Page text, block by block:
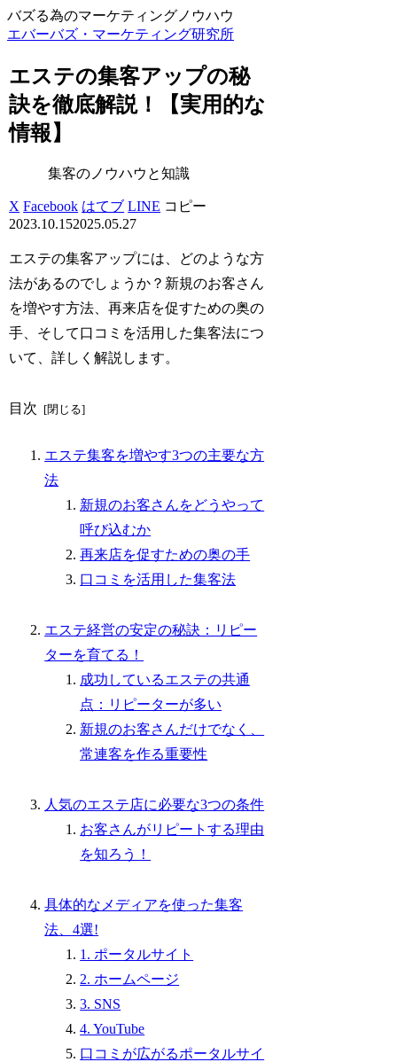
バズる為のマーケティングノウハウ
エバーバズ・マーケティング研究所
エステの集客アップの秘
訣を徹底解説！【実用的な
情報】
集客のノウハウと知識
X Facebook はてブ LINE コピー
2023.10.152025.05.27
エステの集客アップには、どのような方
法があるのでしょうか？新規のお客さん
を増やす方法、再来店を促すための奥の
手、そして口コミを活用した集客法につ
いて、詳しく解説します。
目次
エステ集客を増やす3つの主要な方
法
新規のお客さんをどうやって
呼び込むか
再来店を促すための奥の手
口コミを活用した集客法
エステ経営の安定の秘訣：リピー
ターを育てる！
成功しているエステの共通
点：リピーターが多い
新規のお客さんだけでなく、
常連客を作る重要性
人気のエステ店に必要な3つの条件
お客さんがリピートする理由
を知ろう！
具体的なメディアを使った集客
法、4選!
1. ポータルサイト
2. ホームページ
3. SNS
4. YouTube
口コミが広がるポータルサイ